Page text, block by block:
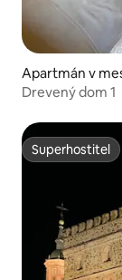
Apartmán v
Drevený dom 1
Superhostiteľ
Superhostiteľ